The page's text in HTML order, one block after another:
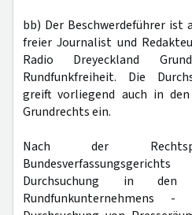
bb) Der Beschwerdeführer ist
freier Journalist und
Radio Dreyeckland
Rundfunkfreiheit. Die
greift vorliegend auch in
Grundrechts ein.
Nach der
Durchsuchung in den
Rundfunkunternehmens